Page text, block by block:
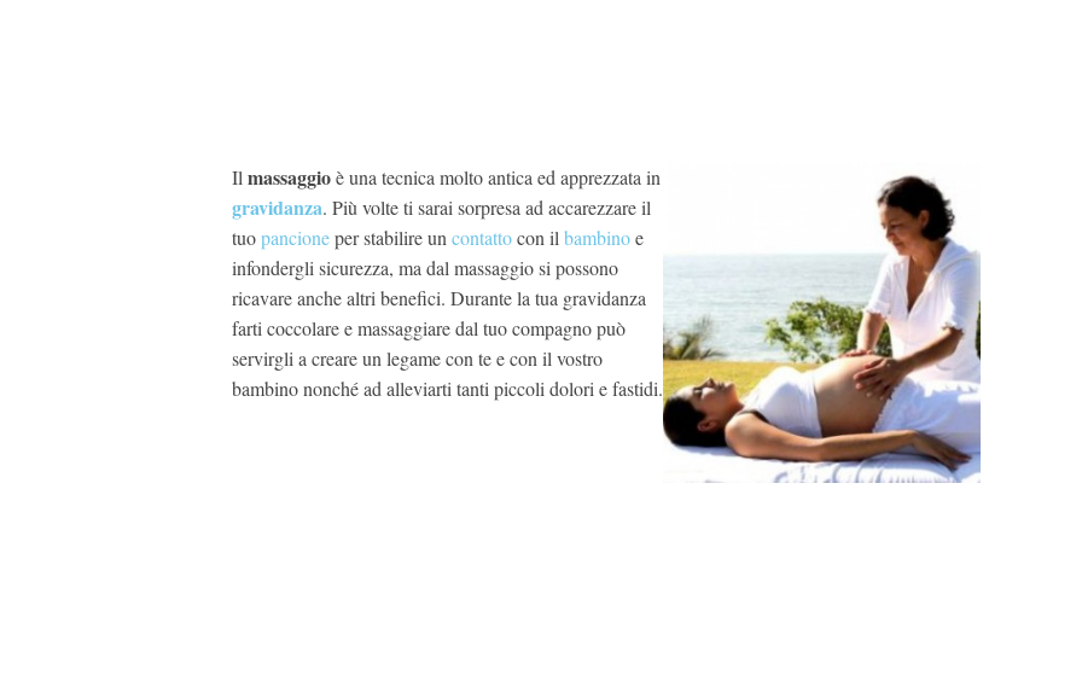
Ilmassaggioè una tecnica molto antica ed apprezzata in
gravidanza. Più volte ti sarai sorpresa ad accarezzare il
tuopancioneper stabilire uncontattocon ilbambinoe
infondergli sicurezza, ma dal massaggio si possono
ricavare anche altri benefici. Durante la tua gravidanza
farti coccolare e massaggiare dal tuo compagno può
servirgli a creare un legame con te e con il vostro
bambino nonché ad alleviarti tanti piccoli dolori e fastidi.